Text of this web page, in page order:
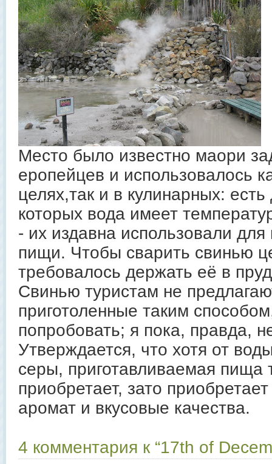
Место было известно маори
еропейцев и использовалось
целях,так и в кулинарных:
которых вода имеет
- их издавна использовали для
пищи. Чтобы сварить свинью
требовалось держать её в
Свинью туристам не
приготоленные таким
попробовать; я пока, правда,
Утверждается, что хотя от
серы, приготавливаемая пища
приобретает, зато
аромат и вкусовые качества.
4 комментария к “17th of